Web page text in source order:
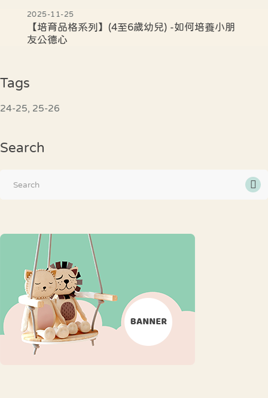
2025-11-25
【培育品格系列】(4至6歲幼兒) -如何培養小朋
友公德心
Tags
24-25 25-26
Search